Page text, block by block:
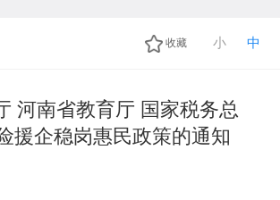
收藏 小 中
河南省教育厅 国家税务总
援企稳岗惠民政策的通知